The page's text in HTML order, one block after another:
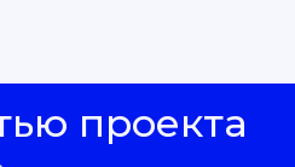
проекта